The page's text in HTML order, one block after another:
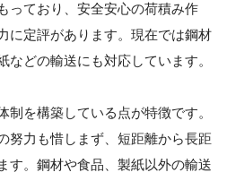
っており、安全安心の荷積み作
に定評があります。現在では鋼材
などの輸送にも対応しています。
制を構築している点が特徴です。
努力も惜しまず、短距離から長距
す。鋼材や食品、製紙以外の輸送